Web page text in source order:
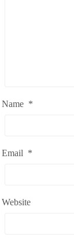
Name *
Email *
Website